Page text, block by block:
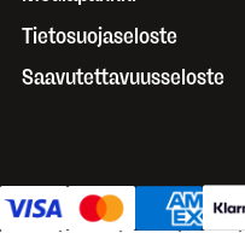
Tietosuojaseloste
Saavutettavuusseloste